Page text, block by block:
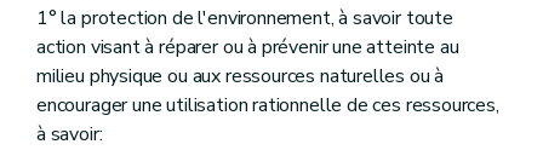
1° la protection de l'environnement, à savoir toute
action visant à réparer ou à prévenir une atteinte au
milieu physique ou aux ressources naturelles ou à
encourager une utilisation rationnelle de ces ressources,
à savoir: